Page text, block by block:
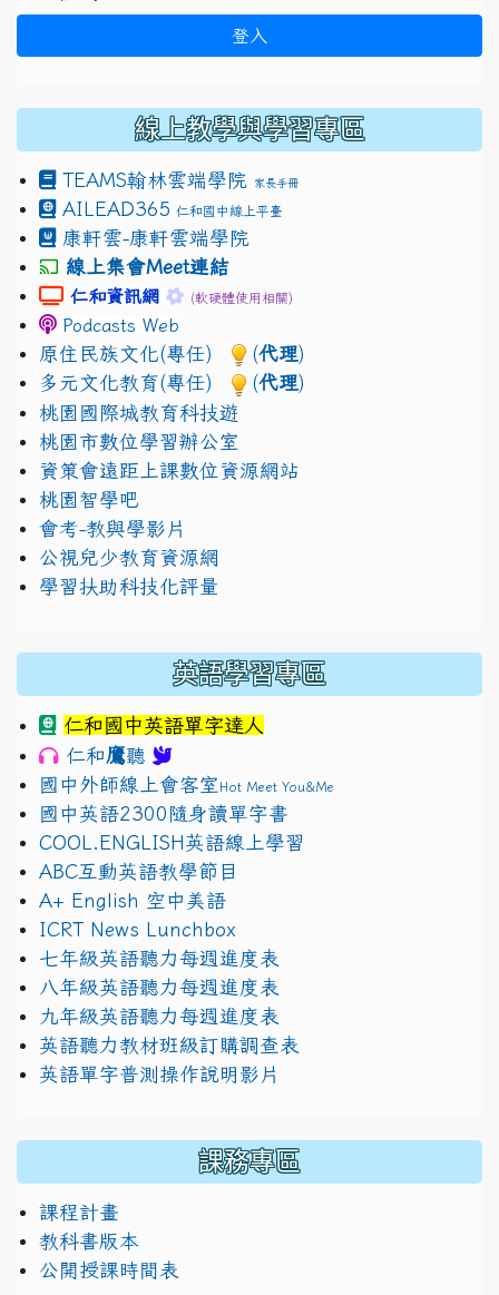
登入
線上教學與學習專區
TEAMS翰林雲端學院 家長手冊
AILEAD365 仁和國中線上平臺
康軒雲-康軒雲端學院
線上集會Meet連結
link to https://sites.google.com/
仁和資訊網 link to https://sites.google.com/
(軟硬體使用相關)
Podcasts Web
原住民族文化(專任) (代理)
多元文化教育(專任)
(代理)
桃園國際城教育科技遊
桃園市數位學習辦公室
資策會遠距上課數位資源網站
桃園智學吧
會考-教與學影片
公視兒少教育資源網
學習扶助科技化評量
英語學習專區
仁和國中英語單字達人
仁和鷹聽
國中外師線上會客室Hot Meet You&Me
國中英語2300隨身讀單字書
COOL.ENGLISH英語線上學習
ABC互動英語教學節目
A+ English 空中美語
ICRT News Lunchbox
七年級英語聽力每週進度表
八年級英語聽力每週進度表
九年級英語聽力每週進度表
英語聽力教材班級訂購調查表
英語單字普測操作說明影片
課務專區
課程計畫
教科書版本
公開授課時間表